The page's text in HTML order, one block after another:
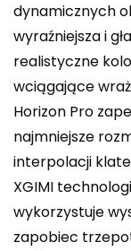
dynamicznych
wyraźniejsza i
realistyczne
wciągające
Horizon Pro
najmniejsze
interpolacji
XGIMI
wykorzystuje
zapobiec